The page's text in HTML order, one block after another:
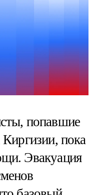
попавшие
пока
Эвакуация